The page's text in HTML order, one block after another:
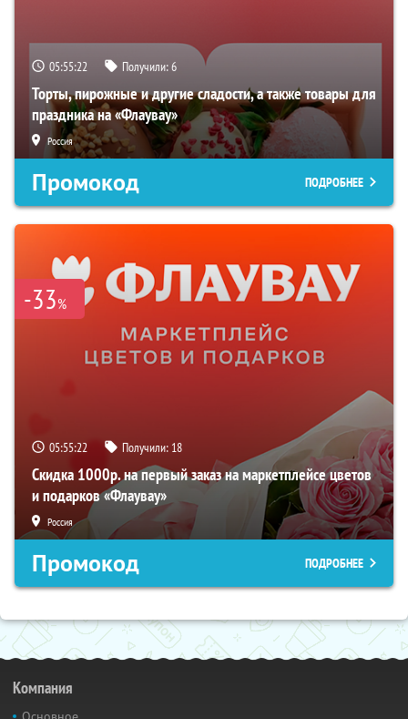
05:55:21 Получили:6
Торты, пирожные и другие сладости, а также товары для
праздника на «Флаувау»
Россия
Промокод ПОДРОБНЕЕ
-33%
05:55:21 Получили: 18
Скидка 1000р. на первый заказ на маркетплейсе цветов
и подарков «Флаувау»
Россия
Промокод ПОДРОБНЕЕ
Компания